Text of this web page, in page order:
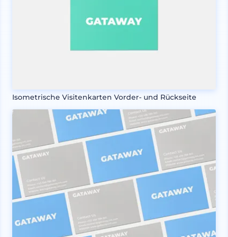
Isometrische Visitenkarten Vorder- und Rückseite